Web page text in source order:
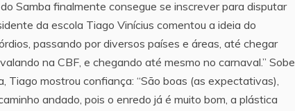
Samba finalmente consegue se inscrever para disputar
da escola Tiago Vinícius comentou a ideia do
passando por diversos países e áreas, até chegar
na CBF, e chegando até mesmo no carnaval.” Sobe
mostrou confiança: “São boas (as expectativas),
andado, pois o enredo já é muito bom, a plástica